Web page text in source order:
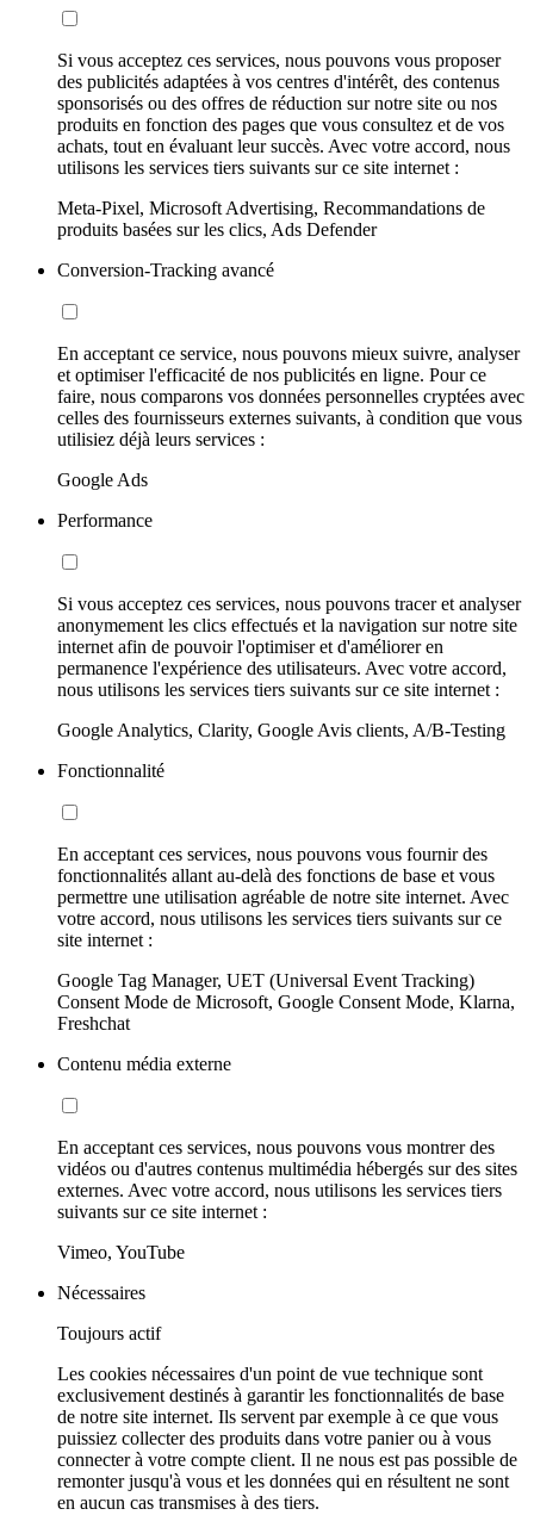
Si vous acceptez ces services, nous pouvons vous proposer
des publicités adaptées à vos centres d'intérêt, des contenus
sponsorisés ou des offres de réduction sur notre site ou nos
produits en fonction des pages que vous consultez et de vos
achats, tout en évaluant leur succès. Avec votre accord, nous
utilisons les services tiers suivants sur ce site internet :
Meta-Pixel, Microsoft Advertising, Recommandations de
produits basées sur les clics, Ads Defender
Conversion-Tracking avancé
En acceptant ce service, nous pouvons mieux suivre, analyser
et optimiser l'efficacité de nos publicités en ligne. Pour ce
faire, nous comparons vos données personnelles cryptées avec
celles des fournisseurs externes suivants, à condition que vous
utilisiez déjà leurs services :
Google Ads
Performance
Si vous acceptez ces services, nous pouvons tracer et analyser
anonymement les clics effectués et la navigation sur notre site
internet afin de pouvoir l'optimiser et d'améliorer en
permanence l'expérience des utilisateurs. Avec votre accord,
nous utilisons les services tiers suivants sur ce site internet :
Google Analytics, Clarity, Google Avis clients, A/B-Testing
Fonctionnalité
En acceptant ces services, nous pouvons vous fournir des
fonctionnalités allant au-delà des fonctions de base et vous
permettre une utilisation agréable de notre site internet. Avec
votre accord, nous utilisons les services tiers suivants sur ce
site internet :
Google Tag Manager, UET (Universal Event Tracking)
Consent Mode de Microsoft, Google Consent Mode, Klarna,
Freshchat
Contenu média externe
En acceptant ces services, nous pouvons vous montrer des
vidéos ou d'autres contenus multimédia hébergés sur des sites
externes. Avec votre accord, nous utilisons les services tiers
suivants sur ce site internet :
Vimeo, YouTube
Nécessaires
Toujours actif
Les cookies nécessaires d'un point de vue technique sont
exclusivement destinés à garantir les fonctionnalités de base
de notre site internet. Ils servent par exemple à ce que vous
puissiez collecter des produits dans votre panier ou à vous
connecter à votre compte client. Il ne nous est pas possible de
remonter jusqu'à vous et les données qui en résultent ne sont
en aucun cas transmises à des tiers.